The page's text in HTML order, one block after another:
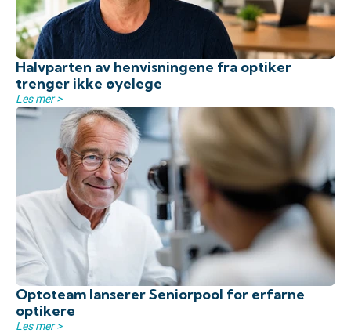
Halvparten av henvisningene fra optiker
trenger ikke øyelege
Les mer >
Optoteam lanserer Seniorpool for erfarne
optikere
Les mer >